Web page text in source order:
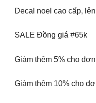
Decal noel cao cấp,
SALE Đồng giá #65k
Giảm thêm 5% cho
Giảm thêm 10% cho